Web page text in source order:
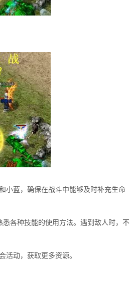
小蓝，确保在战斗中能够及时补充生命
各种技能的使用方法。遇到敌人时，不
活动，获取更多资源。